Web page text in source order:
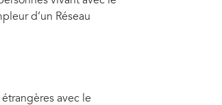
d’un Réseau
avec le